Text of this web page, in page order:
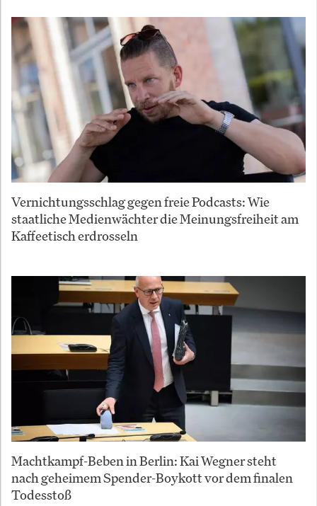
Vernichtungsschlag gegen freie Podcasts: Wie
staatliche Medienwächter die Meinungsfreiheit am
Kaffeetisch erdrosseln
Machtkampf-Beben in Berlin: Kai Wegner steht
nach geheimem Spender-Boykott vor dem finalen
Todesstoß